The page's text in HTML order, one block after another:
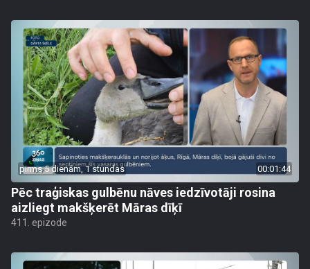
pirms 5 dienām, 1 stundas 00:01:44
Pēc traģiskas gulbēnu nāves iedzīvotāji rosina
aizliegt makšķerēt Māras dīķī
411. epizode